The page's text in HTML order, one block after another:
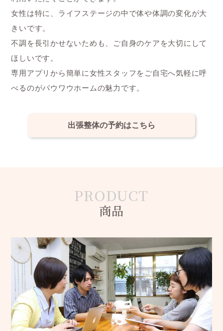
女性は特に、ライフステージの中で体や体調の変化が大
きいです。
不調を長引かせないためも、ご自身のケアを大切にして
ほしいです。
専用アプリから簡単に女性スタッフをご自宅へ気軽に呼
べるのがパウワウホームの魅力です。
出張整体の予約はこちら
商品